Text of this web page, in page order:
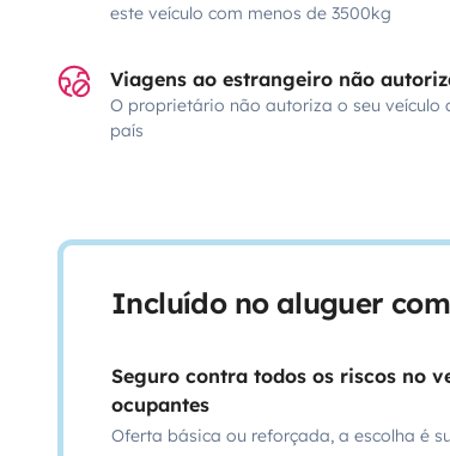
este veículo com menos de 3500kg
Viagens ao estrangeiro não
O proprietário não autoriza o seu veículo
país
Incluído no aluguer
Seguro contra todos os riscos no
ocupantes
Oferta básica ou reforçada, a escolha é